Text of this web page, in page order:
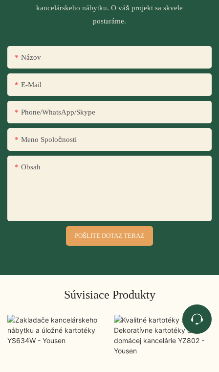
kancelárskeho nábytku. O váš projekt sa skvele
postaráme.
Názov
E-Mail
Phone/WhatsApp/Skype
Meno Spoločnosti
Obsah
POŠLITE DOTAZ TERAZ
Súvisiace Produkty